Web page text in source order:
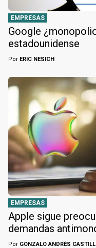
EMPRESAS
Google
estadounidense
Por ERIC NESICH
EMPRESAS
Apple sigue
demandas
Por GONZALO ANDRÉS